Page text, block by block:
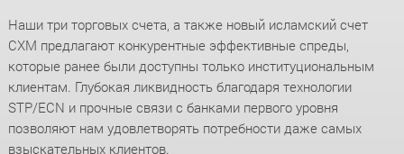
Наши три торговых счета, а также новый исламский счет
CXM предлагают конкурентные эффективные спреды,
которые ранее были доступны только институциональным
клиентам. Глубокая ликвидность благодаря технологии
STP/ECN и прочные связи с банками первого уровня
позволяют нам удовлетворять потребности даже самых
взыскательных клиентов.